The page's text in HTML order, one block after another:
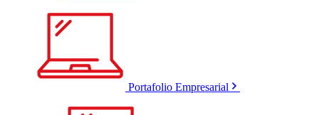
Portafolio Empresarial